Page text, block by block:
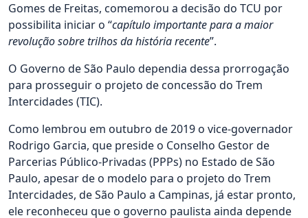
Gomes de Freitas, comemorou a decisão do TCU por
possibilita iniciar o “capítulo importante para a maior
revolução sobre trilhos da história recente”.
O Governo de São Paulo dependia dessa prorrogação
para prosseguir o projeto de concessão do Trem
Intercidades (TIC).
Como lembrou em outubro de 2019 o vice-governador
Rodrigo Garcia, que preside o Conselho Gestor de
Parcerias Público-Privadas (PPPs) no Estado de São
Paulo, apesar de o modelo para o projeto do Trem
Intercidades, de São Paulo a Campinas, já estar pronto,
ele reconheceu que o governo paulista ainda depende